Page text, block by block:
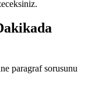
paragraf sorusunu